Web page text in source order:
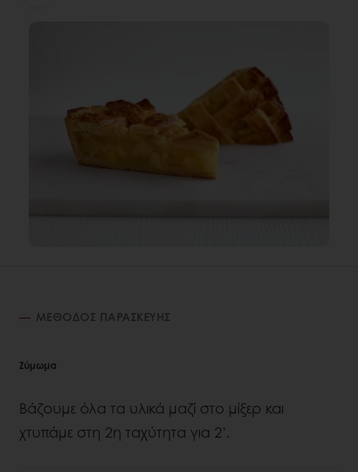
ΜΈΘΟΔΟΣ ΠΑΡΑΣΚΕΥΉΣ
Ζύμωμα
Βάζουμε όλα τα υλικά μαζί στο μίξερ και
χτυπάμε στη 2η ταχύτητα για 2’.